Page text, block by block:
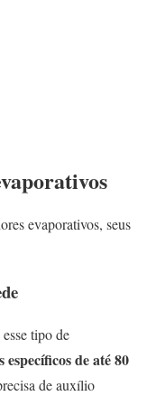
evaporativos, seus
tipo de
específicos de até 80
de auxílio